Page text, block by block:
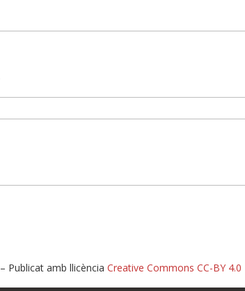
– Publicat amb llicència Creative Commons CC-BY 4.0